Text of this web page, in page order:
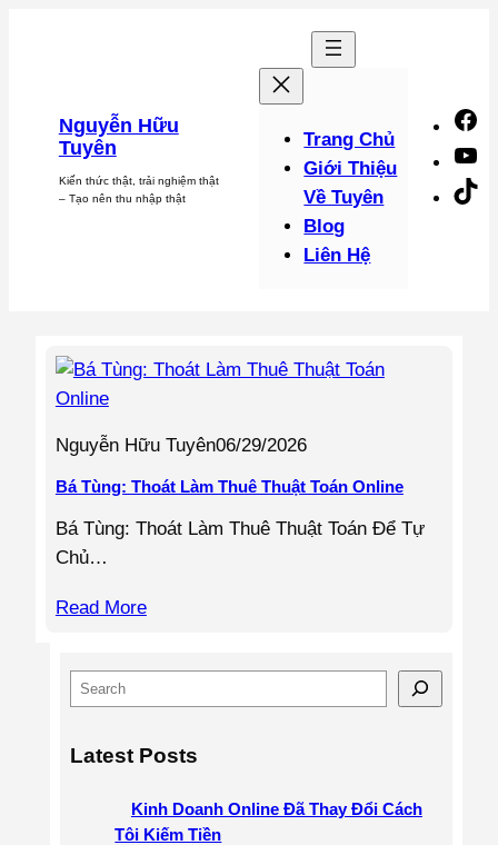
Nguyễn Hữu
Tuyên
Kiến thức thật, trải nghiệm thật
– Tạo nên thu nhập thật
Trang Chủ
Giới Thiệu
Về Tuyên
Blog
Liên Hệ
Nguyễn Hữu Tuyên06/29/2026
Bá Tùng: Thoát Làm Thuê Thuật Toán Online
Bá Tùng: Thoát Làm Thuê Thuật Toán Để Tự
Chủ…
Read More
S
e
r
Latest Posts
Kinh Doanh Online Đã Thay Đổi Cách
Tôi Kiếm Tiền